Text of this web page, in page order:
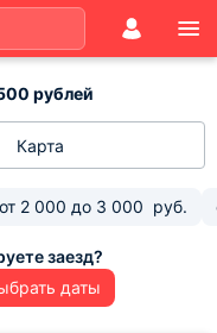
рублей
Карта
от 2 000 до 3 000 руб.
даты